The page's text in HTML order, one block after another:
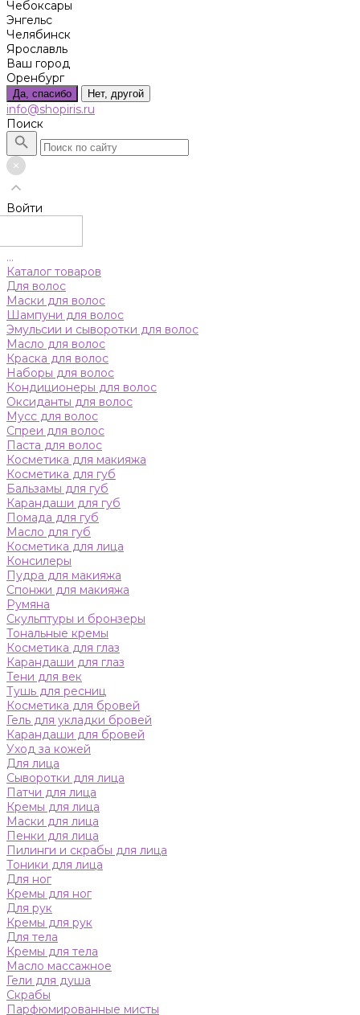
Чебоксары
Энгельс
Челябинск
Ярославль
Ваш город
Оренбург
Да, спасибо Нет, другой
info@shopiris.ru
Поиск
Войти
...
Каталог товаров
Для волос
Маски для волос
Шампуни для волос
Эмульсии и сыворотки для волос
Масло для волос
Краска для волос
Наборы для волос
Кондиционеры для волос
Оксиданты для волос
Мусс для волос
Спреи для волос
Паста для волос
Косметика для макияжа
Косметика для губ
Бальзамы для губ
Карандаши для губ
Помада для губ
Масло для губ
Косметика для лица
Консилеры
Пудра для макияжа
Спонжи для макияжа
Румяна
Скульптуры и бронзеры
Тональные кремы
Косметика для глаз
Карандаши для глаз
Тени для век
Тушь для ресниц
Косметика для бровей
Гель для укладки бровей
Карандаши для бровей
Уход за кожей
Для лица
Сыворотки для лица
Патчи для лица
Кремы для лица
Маски для лица
Пенки для лица
Пилинги и скрабы для лица
Тоники для лица
Для ног
Кремы для ног
Для рук
Кремы для рук
Для тела
Кремы для тела
Масло массажное
Гели для душа
Скрабы
Парфюмированные мисты